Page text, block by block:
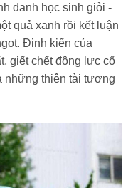
danh học sinh giỏi -
quả xanh rồi kết luận
Định kiến của
giết chết động lực cố
những thiên tài tương